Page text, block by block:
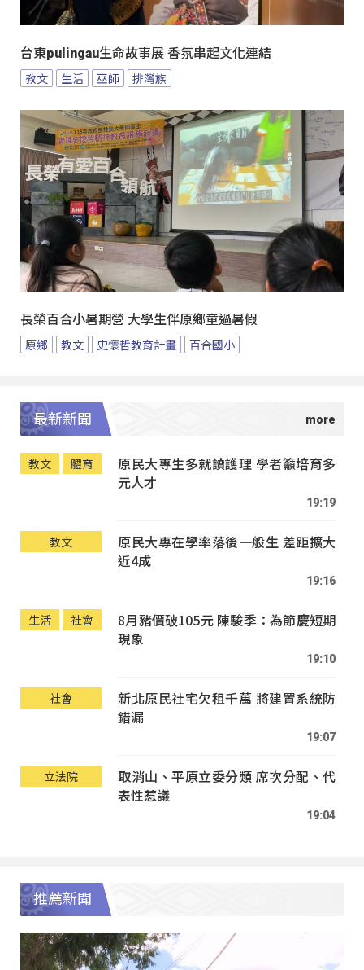
台東pulingau生命故事展 香氛串起文化連結
教文 生活 巫師 排灣族
長榮百合小暑期營 大學生伴原鄉童過暑假
原鄉 教文 史懷哲教育計畫 百合國小
最新新聞
教文 體育
原民大專生多就讀護理 學者籲培育多
元人才
19:19
教文
原民大專在學率落後一般生 差距擴大
近4成
19:16
生活 社會
8月豬價破105元 陳駿季：為節慶短期
現象
19:10
社會
新北原民社宅欠租千萬 將建置系統防
錯漏
19:07
立法院
取消山、平原立委分類 席次分配、代
表性惹議
19:04
推薦新聞